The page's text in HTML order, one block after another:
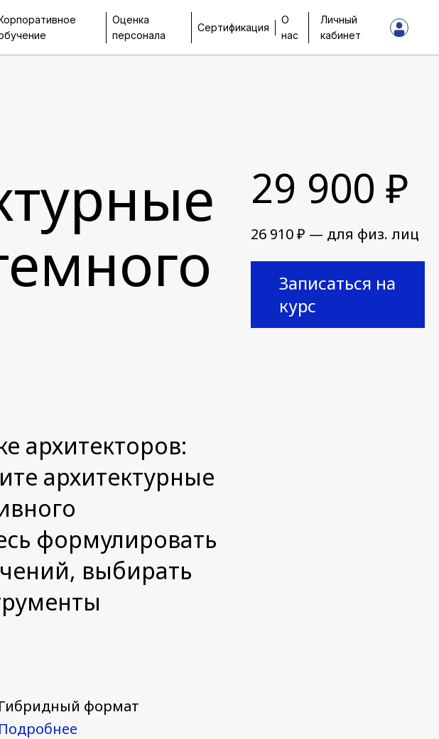
Оценка
персонала
Сертификация
О
нас
Личный
кабинет
архитекторов:
архитектурные
формулировать
выбирать
Гибридный формат
Подробнее
29 900 ₽
26 910 ₽ — для физ. лиц
Записаться на
курс